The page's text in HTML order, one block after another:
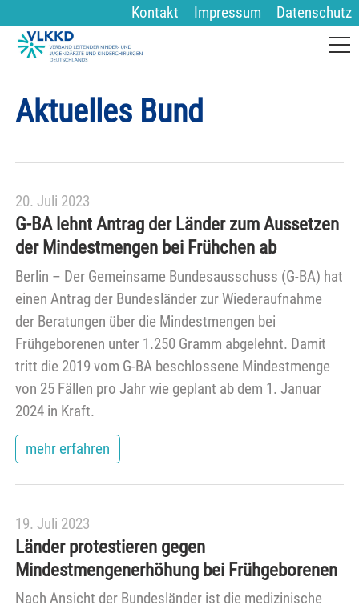
Datenschutz
Impressum
Kontakt
Aktuelles Bund
20. Juli 2023
G-BA lehnt Antrag der Länder zum Aussetzen
der Mindestmengen bei Frühchen ab
Berlin – Der Gemeinsame Bundesausschuss (G-BA) hat
einen Antrag der Bundesländer zur Wiederaufnahme
der Beratungen über die Mindestmengen bei
Frühgeborenen unter 1.250 Gramm abgelehnt. Damit
tritt die 2019 vom G-BA beschlossene Mindestmenge
von 25 Fällen pro Jahr wie geplant ab dem 1. Januar
2024 in Kraft.
mehr erfahren
19. Juli 2023
Länder protestieren gegen
Mindestmengenerhöhung bei Frühgeborenen
Nach Ansicht der Bundesländer ist die medizinische